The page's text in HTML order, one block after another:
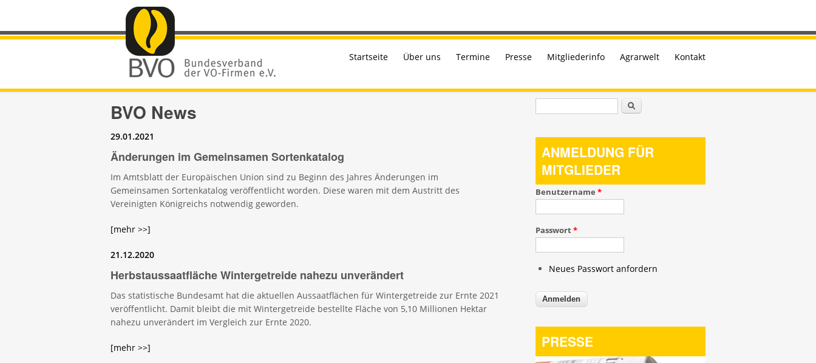
Startseite Über uns Termine Presse Mitgliederinfo Agrarwelt Kontakt
BVO News
29.01.2021
Änderungen im Gemeinsamen Sortenkatalog
Im Amtsblatt der Europäischen Union sind zu Beginn des Jahres Änderungen im
Gemeinsamen Sortenkatalog veröffentlicht worden. Diese waren mit dem Austritt des
Vereinigten Königreichs notwendig geworden.
[mehr >>]
21.12.2020
Herbstaussaatfläche Wintergetreide nahezu unverändert
Das statistische Bundesamt hat die aktuellen Aussaatflächen für Wintergetreide zur Ernte 2021
veröffentlicht. Damit bleibt die mit Wintergetreide bestellte Fläche von 5,10 Millionen Hektar
nahezu unverändert im Vergleich zur Ernte 2020.
[mehr >>]
Suchformular Suche
ANMELDUNG FÜR
MITGLIEDER
Benutzername *
Passwort*
Neues Passwort anfordern
PRESSE